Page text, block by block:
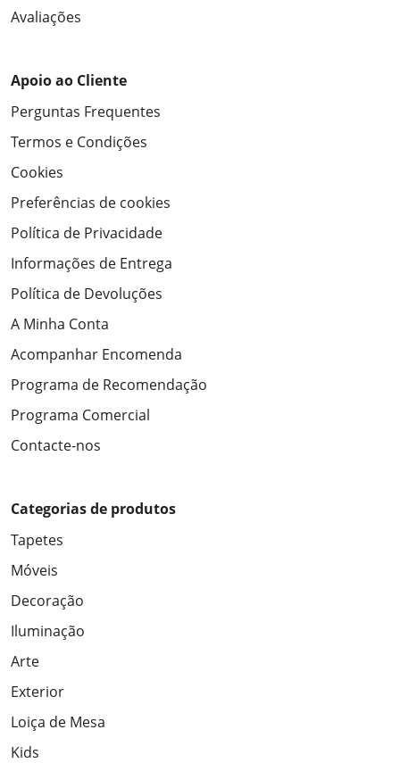
Avaliações
Apoio ao Cliente
Perguntas Frequentes
Termos e Condições
Cookies
Preferências de cookies
Política de Privacidade
Informações de Entrega
Política de Devoluções
A Minha Conta
Acompanhar Encomenda
Programa de Recomendação
Programa Comercial
Contacte-nos
Categorias de produtos
Tapetes
Móveis
Decoração
Iluminação
Arte
Exterior
Loiça de Mesa
Kids